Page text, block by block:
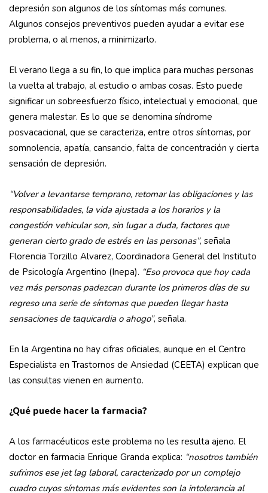
depresión son algunos de los síntomas más comunes.
Algunos consejos preventivos pueden ayudar a evitar ese
problema, o al menos, a minimizarlo.
El verano llega a su fin, lo que implica para muchas personas
la vuelta al trabajo, al estudio o ambas cosas. Esto puede
significar un sobreesfuerzo físico, intelectual y emocional, que
genera malestar. Es lo que se denomina síndrome
posvacacional, que se caracteriza, entre otros síntomas, por
somnolencia, apatía, cansancio, falta de concentración y cierta
sensación de depresión.
“Volver a levantarse temprano, retomar las obligaciones y las
responsabilidades, la vida ajustada a los horarios y la
congestión vehicular son, sin lugar a duda, factores que
generan cierto grado de estrés en las personas”, señala
Florencia Torzillo Alvarez, Coordinadora General del Instituto
de Psicología Argentino (Inepa). “Eso provoca que hoy cada
vez más personas padezcan durante los primeros días de su
regreso una serie de síntomas que pueden llegar hasta
sensaciones de taquicardia o ahogo”, señala.
En la Argentina no hay cifras oficiales, aunque en el Centro
Especialista en Trastornos de Ansiedad (CEETA) explican que
las consultas vienen en aumento.
¿Qué puede hacer la farmacia?
A los farmacéuticos este problema no les resulta ajeno. El
doctor en farmacia Enrique Granda explica: “nosotros también
sufrimos ese jet lag laboral, caracterizado por un complejo
cuadro cuyos síntomas más evidentes son la intolerancia al